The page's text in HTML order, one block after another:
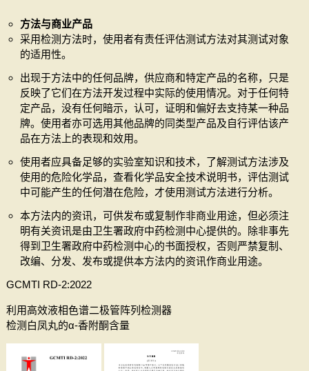
方法与商业产品
采用检测方法时，使用者有责任评估测试方法对其测试对象
的适用性。
出现于方法中的任何品牌，供应商和特定产品的名称，只是
反映了它们在方法开发过程中实际的使用情况。对于任何特
定产品，没有任何暗示，认可，证明和偏好去支持某一种品
牌。使用者亦可选用其他品牌的同类型产品及自行评估该产
品在方法上的表现和效用。
使用者应具备足够的实验室知识和技术，了解测试方法涉及
使用的危险化学品，查看化学品安全技术说明书，评估测试
中可能产生的任何潜在危险，才使用测试方法进行分析。
本方法内的资讯，可供发布或复制作非商业用途，但必须注
明有关资讯是由卫生署政府中药检测中心提供的。除非事先
得到卫生署政府中药检测中心的书面授权，否则严禁复制、
改编、分发、发布或提供本方法内的资讯作商业用途。
GCMTI RD-2:2022
利用高效液相色谱二极管阵列检测器
检测白凤丸的α-香附酮含量